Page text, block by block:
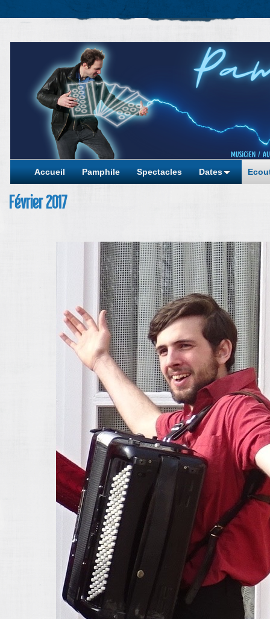
Accueil Pamphile Spectacles Dates
Février 2017